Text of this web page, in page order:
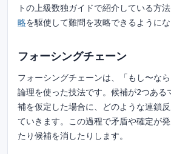
トの上級数独ガイドで紹介している方法
略を駆使して難問を攻略できるようにな
フォーシングチェーン
フォーシングチェーンは、「もし〜な
論理を使った技法です。候補が2つある
補を仮定した場合に、どのような連鎖
ていきます。この過程で矛盾や確定が
たり候補を消したりします。